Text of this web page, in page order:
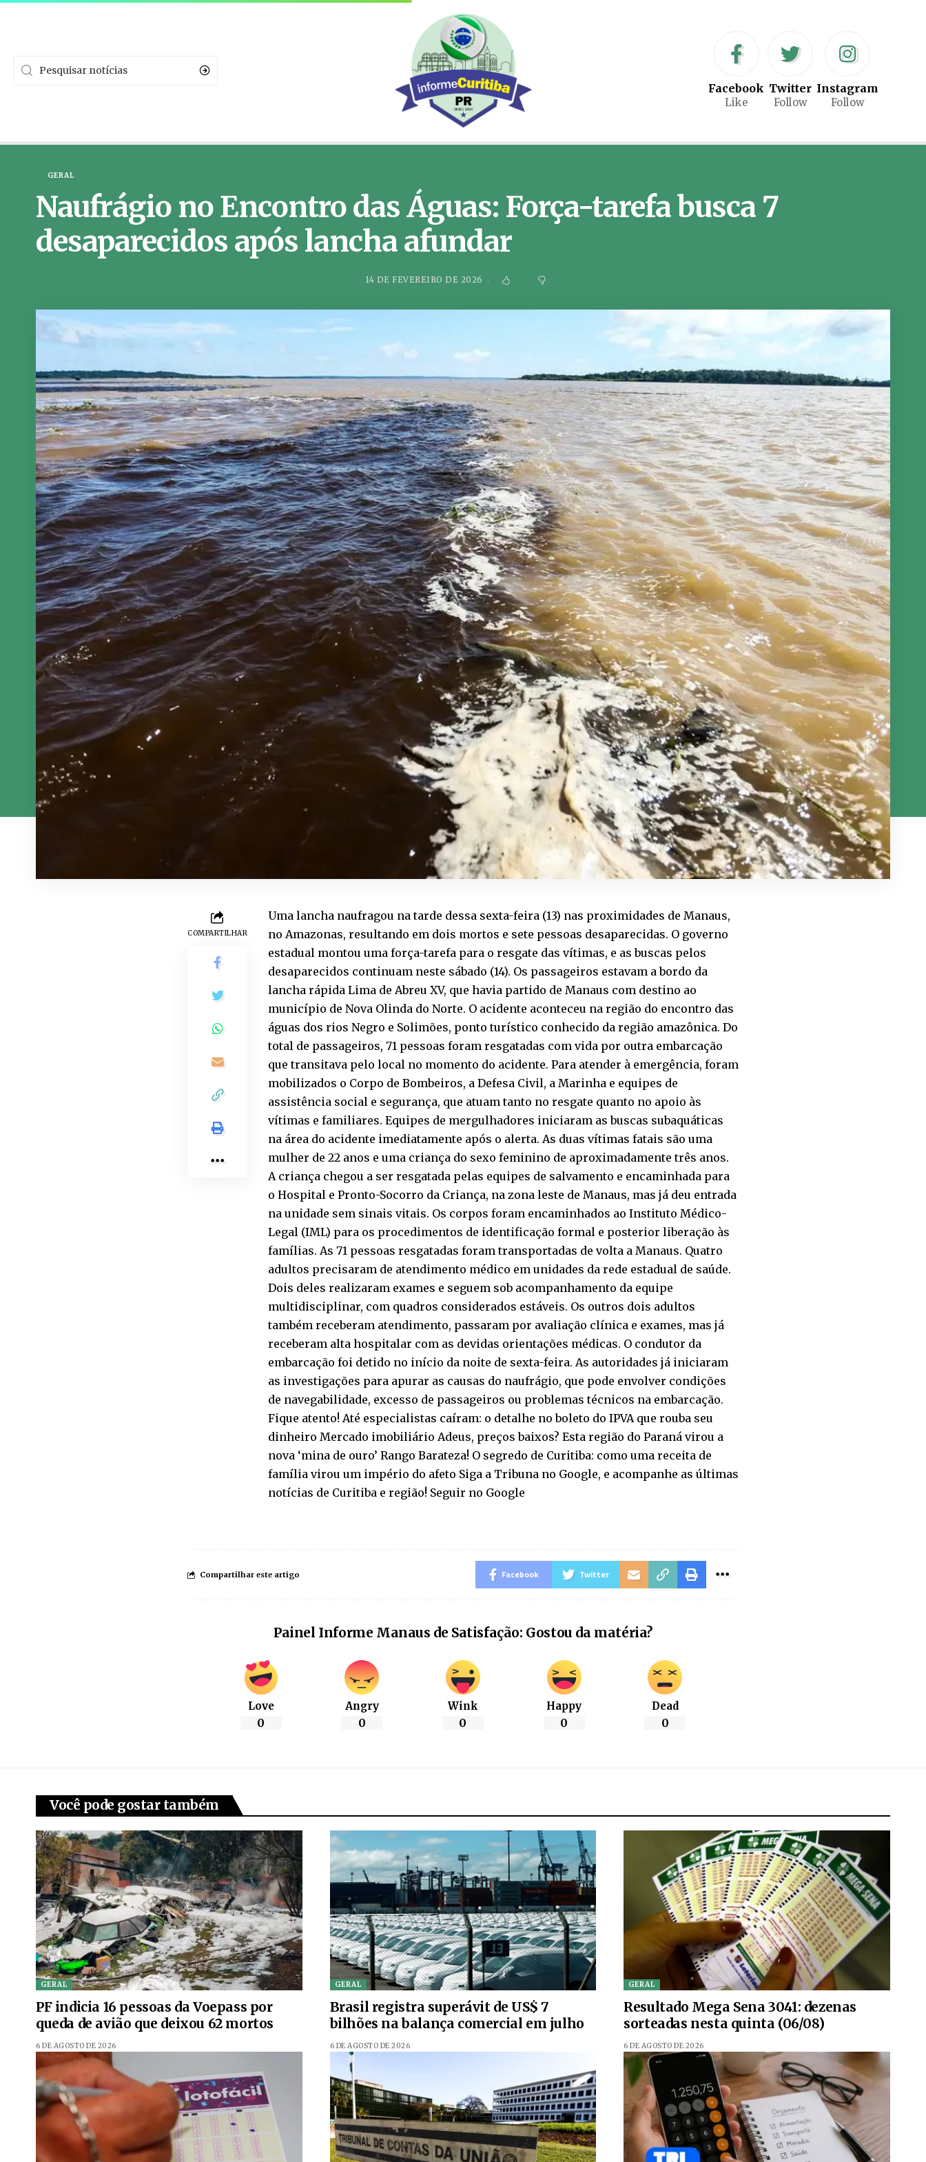
Facebook
Like
Twitter
Follow
Instagram
Follow
GERAL
Naufrágio no Encontro das Águas: Força-tarefa busca 7
desaparecidos após lancha afundar
14 DE FEVEREIRO DE 2026
COMPARTILHAR
Uma lancha naufragou na tarde dessa sexta-feira (13) nas proximidades de Manaus,
no Amazonas, resultando em dois mortos e sete pessoas desaparecidas. O governo
estadual montou uma força-tarefa para o resgate das vítimas, e as buscas pelos
desaparecidos continuam neste sábado (14). Os passageiros estavam a bordo da
lancha rápida Lima de Abreu XV, que havia partido de Manaus com destino ao
município de Nova Olinda do Norte. O acidente aconteceu na região do encontro das
águas dos rios Negro e Solimões, ponto turístico conhecido da região amazônica. Do
total de passageiros, 71 pessoas foram resgatadas com vida por outra embarcação
que transitava pelo local no momento do acidente. Para atender à emergência, foram
mobilizados o Corpo de Bombeiros, a Defesa Civil, a Marinha e equipes de
assistência social e segurança, que atuam tanto no resgate quanto no apoio às
vítimas e familiares. Equipes de mergulhadores iniciaram as buscas subaquáticas
na área do acidente imediatamente após o alerta. As duas vítimas fatais são uma
mulher de 22 anos e uma criança do sexo feminino de aproximadamente três anos.
A criança chegou a ser resgatada pelas equipes de salvamento e encaminhada para
o Hospital e Pronto-Socorro da Criança, na zona leste de Manaus, mas já deu entrada
na unidade sem sinais vitais. Os corpos foram encaminhados ao Instituto Médico-
Legal (IML) para os procedimentos de identificação formal e posterior liberação às
famílias. As 71 pessoas resgatadas foram transportadas de volta a Manaus. Quatro
adultos precisaram de atendimento médico em unidades da rede estadual de saúde.
Dois deles realizaram exames e seguem sob acompanhamento da equipe
multidisciplinar, com quadros considerados estáveis. Os outros dois adultos
também receberam atendimento, passaram por avaliação clínica e exames, mas já
receberam alta hospitalar com as devidas orientações médicas. O condutor da
embarcação foi detido no início da noite de sexta-feira. As autoridades já iniciaram
as investigações para apurar as causas do naufrágio, que pode envolver condições
de navegabilidade, excesso de passageiros ou problemas técnicos na embarcação.
Fique atento! Até especialistas caíram: o detalhe no boleto do IPVA que rouba seu
dinheiro Mercado imobiliário Adeus, preços baixos? Esta região do Paraná virou a
nova ‘mina de ouro’ Rango Barateza! O segredo de Curitiba: como uma receita de
família virou um império do afeto Siga a Tribuna no Google, e acompanhe as últimas
notícias de Curitiba e região! Seguir no Google
Compartilhar este artigo Facebook Twitter
Painel Informe Manaus de Satisfação: Gostou da matéria?
Love
0
Angry
0
Wink
0
Happy
0
Dead
0
Você pode gostar também
GERAL
PF indicia 16 pessoas da Voepass por
queda de avião que deixou 62 mortos
6 DE AGOSTO DE 2026
GERAL
Brasil registra superávit de US$ 7
bilhões na balança comercial em julho
6 DE AGOSTO DE 2026
GERAL
Resultado Mega Sena 3041: dezenas
sorteadas nesta quinta (06/08)
6 DE AGOSTO DE 2026